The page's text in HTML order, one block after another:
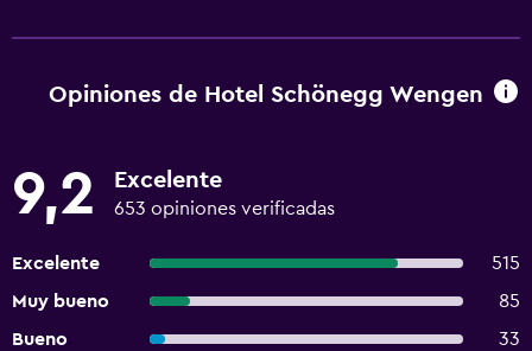
Opiniones de Hotel Schönegg Wengen
9,2 Excelente
653 opiniones verificadas
Excelente
515
Muy bueno
85
Bueno
33